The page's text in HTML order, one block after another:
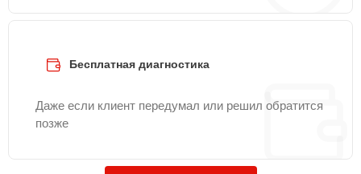
Бесплатная диагностика
Даже если клиент передумал или решил обратится
позже